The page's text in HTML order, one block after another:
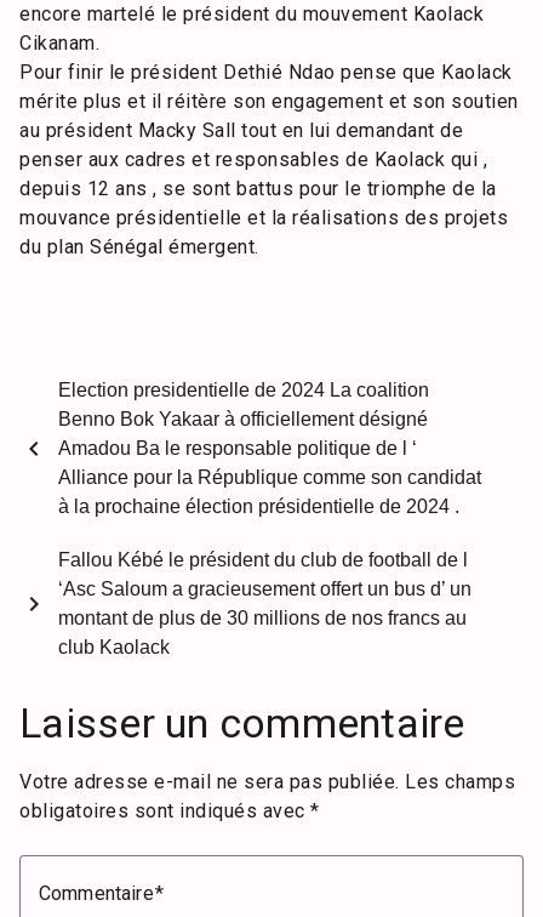
encore martelé le président du mouvement Kaolack
Cikanam.
Pour finir le président Dethié Ndao pense que Kaolack
mérite plus et il réitère son engagement et son soutien
au président Macky Sall tout en lui demandant de
penser aux cadres et responsables de Kaolack qui ,
depuis 12 ans , se sont battus pour le triomphe de la
mouvance présidentielle et la réalisations des projets
du plan Sénégal émergent.
chevron_left
Election presidentielle de 2024 La coalition
Benno Bok Yakaar à officiellement désigné
Amadou Ba le responsable politique de l ‘
Alliance pour la République comme son candidat
à la prochaine élection présidentielle de 2024 .
Fallou Kébé le président du club de football de l
‘Asc Saloum a gracieusement offert un bus d’ un
montant de plus de 30 millions de nos francs au
club Kaolack
chevron_right
Laisser un commentaire
Votre adresse e-mail ne sera pas publiée. Les champs
obligatoires sont indiqués avec *
Commentaire